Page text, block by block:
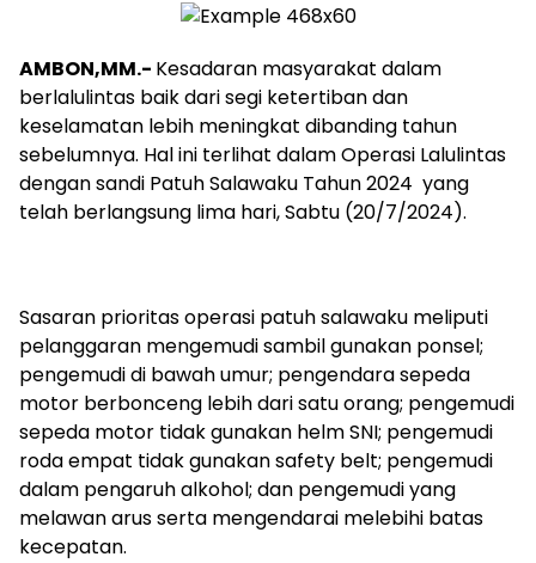
AMBON,MM.- Kesadaran masyarakat dalam
berlalulintas baik dari segi ketertiban dan
keselamatan lebih meningkat dibanding tahun
sebelumnya. Hal ini terlihat dalam Operasi Lalulintas
dengan sandi Patuh Salawaku Tahun 2024 yang
telah berlangsung lima hari, Sabtu (20/7/2024).
Sasaran prioritas operasi patuh salawaku meliputi
pelanggaran mengemudi sambil gunakan ponsel;
pengemudi di bawah umur; pengendara sepeda
motor berbonceng lebih dari satu orang; pengemudi
sepeda motor tidak gunakan helm SNI; pengemudi
roda empat tidak gunakan safety belt; pengemudi
dalam pengaruh alkohol; dan pengemudi yang
melawan arus serta mengendarai melebihi batas
kecepatan.